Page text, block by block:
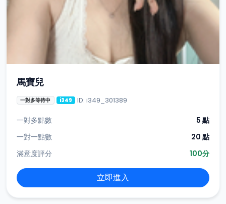
馬寶兒
一對多等待中 i349 ID: i349_301389
一對多點數
5 點
一對一點數
20 點
滿意度評分
100分
立即進入